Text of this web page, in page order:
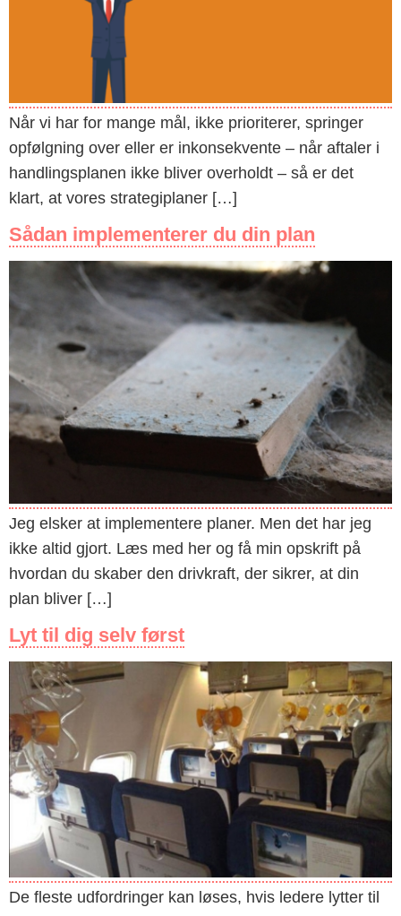
Når vi har for mange mål, ikke prioriterer, springer
opfølgning over eller er inkonsekvente – når aftaler i
handlingsplanen ikke bliver overholdt – så er det
klart, at vores strategiplaner […]
Sådan implementerer du din plan
Jeg elsker at implementere planer. Men det har jeg
ikke altid gjort. Læs med her og få min opskrift på
hvordan du skaber den drivkraft, der sikrer, at din
plan bliver […]
Lyt til dig selv først
De fleste udfordringer kan løses, hvis ledere lytter til